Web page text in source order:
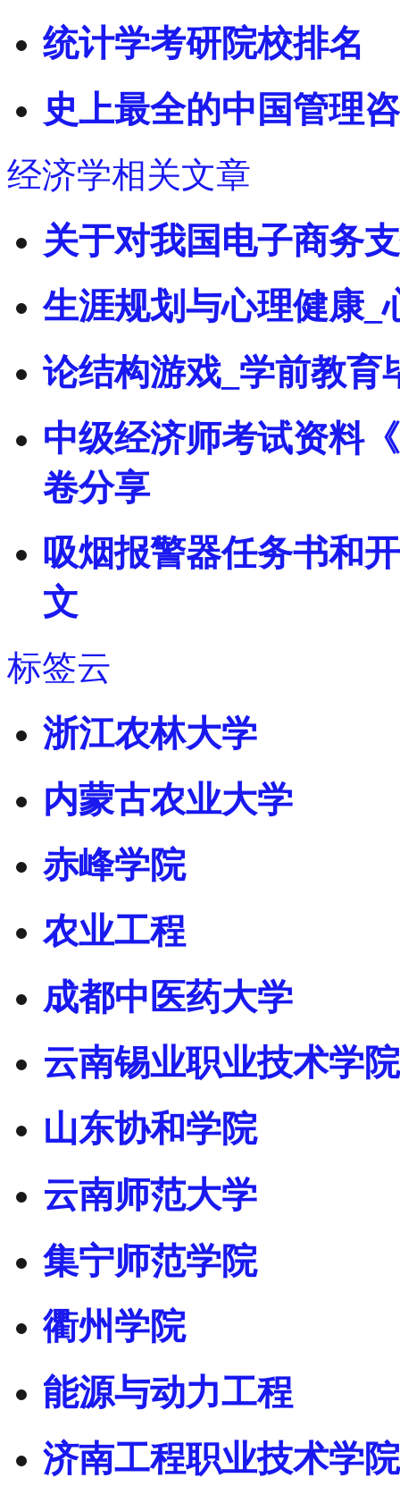
统计学考研院校排名
史上最全的中国管理
经济学相关文章
关于对我国电子商务
生涯规划与心理健康_
论结构游戏_学前教育
中级经济师考试资料
卷分享
吸烟报警器任务书和
文
标签云
浙江农林大学
内蒙古农业大学
赤峰学院
农业工程
成都中医药大学
云南锡业职业技术学院
山东协和学院
云南师范大学
集宁师范学院
衢州学院
能源与动力工程
济南工程职业技术学院